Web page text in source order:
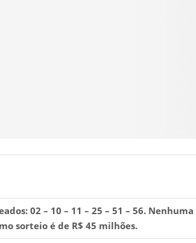
02 – 10 – 11 – 25 – 51 – 56.
sorteio é de R$ 45 milhões.